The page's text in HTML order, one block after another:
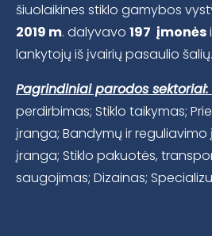
šiuolaikines stiklo gamybos
2019 m. dalyvavo 197 įmonės
lankytojų iš įvairių pasaulio šalių.
Pagrindiniai parodos sektoriai:
perdirbimas; Stiklo taikymas;
įranga; Bandymų ir
įranga; Stiklo pakuotės,
saugojimas; Dizainas;